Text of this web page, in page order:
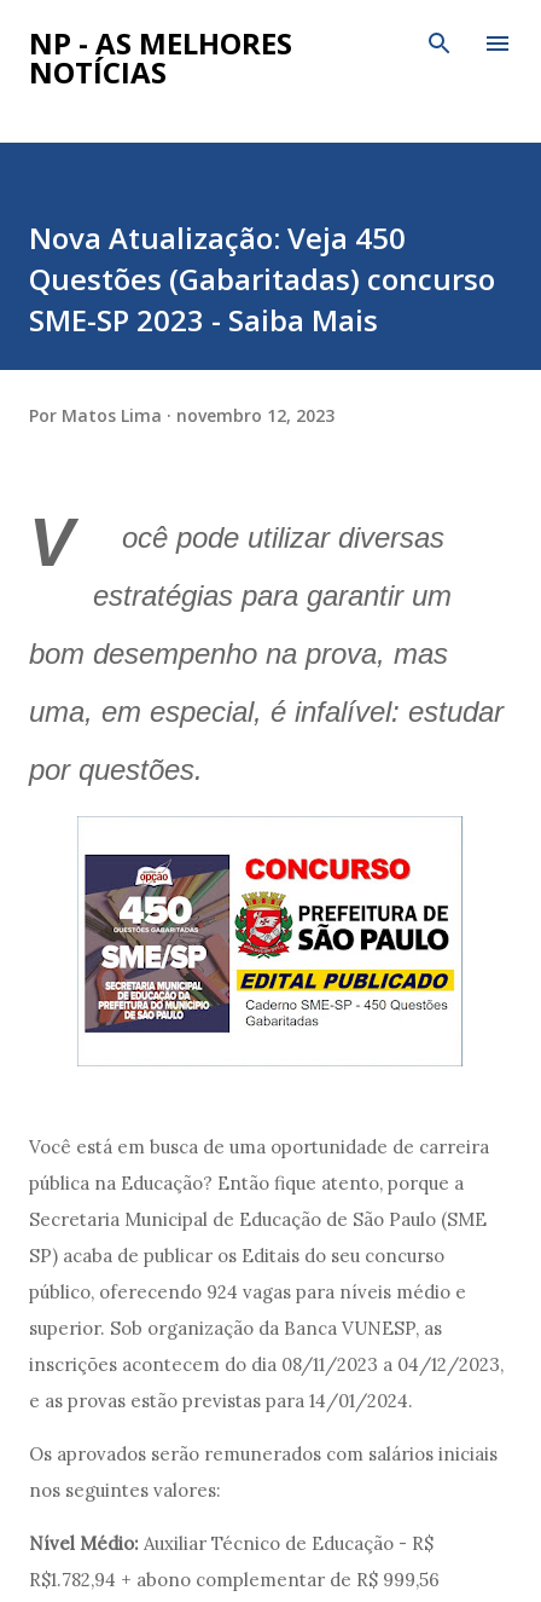
Pular para o conteúdo principal
NP - AS MELHORES
NOTÍCIAS
Nova Atualização: Veja 450
Questões (Gabaritadas) concurso
SME-SP 2023 - Saiba Mais
Por Matos Lima novembro 12, 2023
V
ocê pode utilizar diversas
estratégias para garantir um
bom desempenho na prova, mas
uma, em especial, é infalível: estudar
por questões.
Você está em busca de uma oportunidade de carreira
pública na Educação? Então fique atento, porque a
Secretaria Municipal de Educação de São Paulo (SME
SP) acaba de publicar os Editais do seu concurso
público, oferecendo 924 vagas para níveis médio e
superior. Sob organização da Banca VUNESP, as
inscrições acontecem do dia 08/11/2023 a 04/12/2023,
e as provas estão previstas para 14/01/2024.
Os aprovados serão remunerados com salários iniciais
nos seguintes valores:
Nível Médio: Auxiliar Técnico de Educação - R$
R$1.782,94 + abono complementar de R$ 999,56